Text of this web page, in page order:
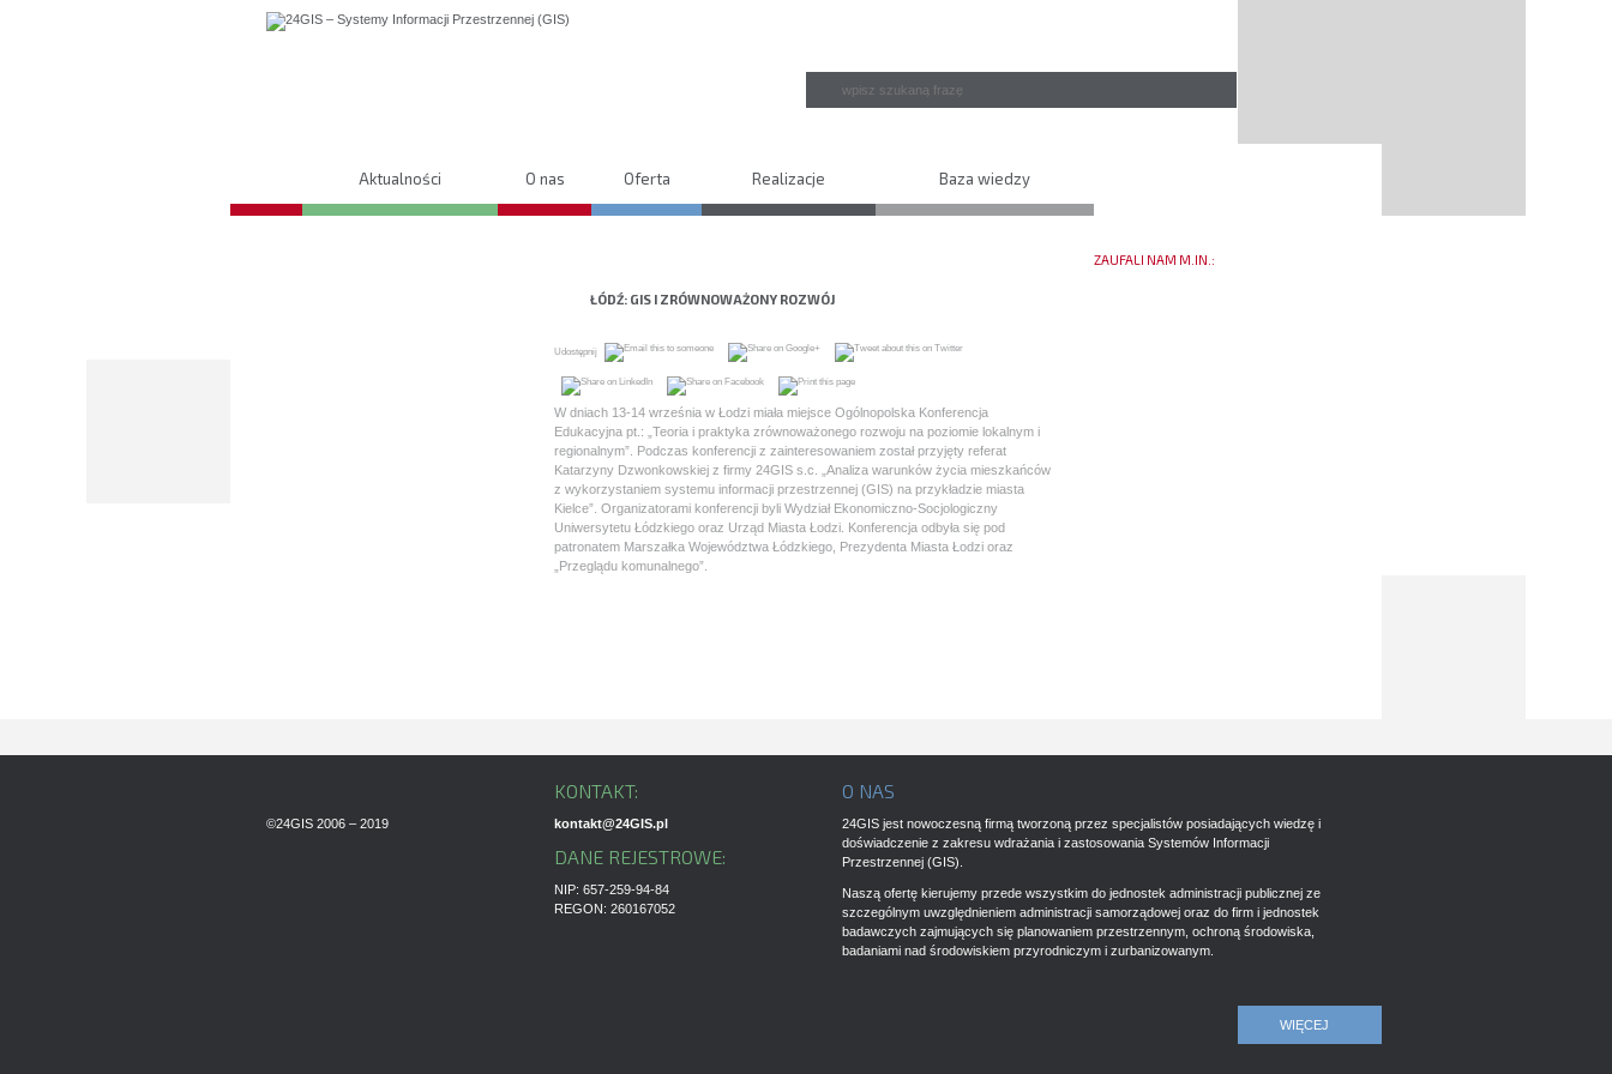
Aktualności O nas Oferta Realizacje Baza wiedzy
ŁÓDŹ: GIS I ZRÓWNOWAŻONY ROZWÓJ
Udostępnij
W dniach 13-14 września w Łodzi miała miejsce Ogólnopolska Konferencja
Edukacyjna pt.: „Teoria i praktyka zrównoważonego rozwoju na poziomie lokalnym i
regionalnym”. Podczas konferencji z zainteresowaniem został przyjęty referat
Katarzyny Dzwonkowskiej z firmy 24GIS s.c. „Analiza warunków życia mieszkańców
z wykorzystaniem systemu informacji przestrzennej (GIS) na przykładzie miasta
Kielce”. Organizatorami konferencji byli Wydział Ekonomiczno-Socjologiczny
Uniwersytetu Łódzkiego oraz Urząd Miasta Łodzi. Konferencja odbyła się pod
patronatem Marszałka Województwa Łódzkiego, Prezydenta Miasta Łodzi oraz
„Przeglądu komunalnego”.
ZAUFALI NAM M.IN.:
©24GIS 2006 – 2019
KONTAKT:
kontakt@24GIS.pl
DANE REJESTROWE:
NIP: 657-259-94-84
REGON: 260167052
O NAS
24GIS jest nowoczesną firmą tworzoną przez specjalistów posiadających wiedzę i
doświadczenie z zakresu wdrażania i zastosowania Systemów Informacji
Przestrzennej (GIS).
Naszą ofertę kierujemy przede wszystkim do jednostek administracji publicznej ze
szczególnym uwzględnieniem administracji samorządowej oraz do firm i jednostek
badawczych zajmujących się planowaniem przestrzennym, ochroną środowiska,
badaniami nad środowiskiem przyrodniczym i zurbanizowanym.
WIĘCEJ